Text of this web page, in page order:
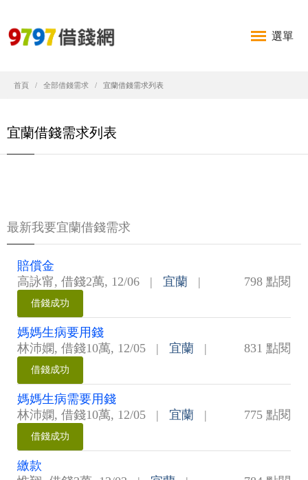
選單
首頁 全部借錢需求 宜蘭借錢需求列表
宜蘭借錢需求列表
最新我要宜蘭借錢需求
賠償金
高詠甯, 借錢2萬, 12/06 | 宜蘭 798 點閱
|
借錢成功
媽媽生病要用錢
林沛嫻, 借錢10萬, 12/05 | 宜蘭 831 點閱
|
借錢成功
媽媽生病需要用錢
林沛嫻, 借錢10萬, 12/05 | 宜蘭 775 點閱
|
借錢成功
繳款